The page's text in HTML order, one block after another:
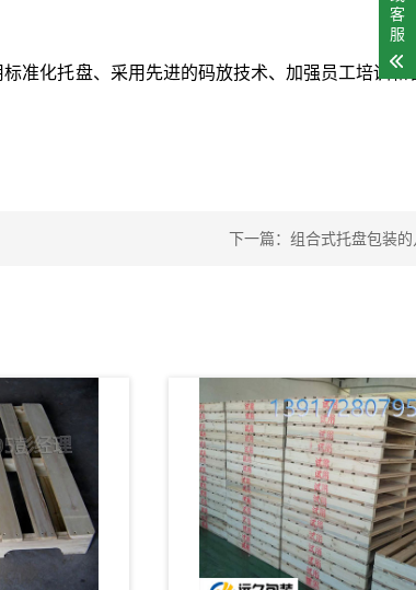
准化托盘、采用先进的码放技术、加强员工培训和
下一篇：组合式托盘包装
客
服